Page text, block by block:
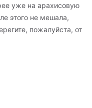
уже на арахисовую
этого не мешала,
пожалуйста, от